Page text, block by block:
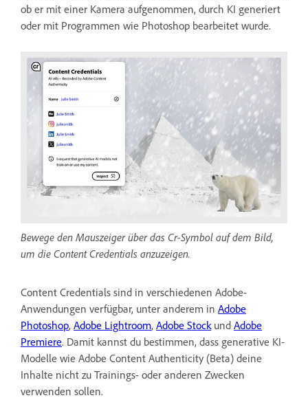
ob er mit einer Kamera aufgenommen, durch KI generiert
oder mit Programmen wie Photoshop bearbeitet wurde.
Bewege den Mauszeiger über das Cr-Symbol auf dem Bild,
um die Content Credentials anzuzeigen.
Content Credentials sind in verschiedenen Adobe-
Anwendungen verfügbar, unter anderem in Adobe
Photoshop, Adobe Lightroom, Adobe Stockund Adobe
Premiere. Damit kannst du bestimmen, dass generative KI-
Modelle wie Adobe Content Authenticity (Beta) deine
Inhalte nicht zu Trainings- oder anderen Zwecken
verwenden sollen.